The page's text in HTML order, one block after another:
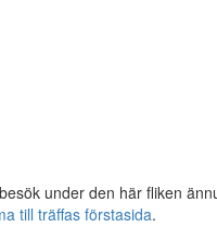
under den här fliken
till träffas förstasida.